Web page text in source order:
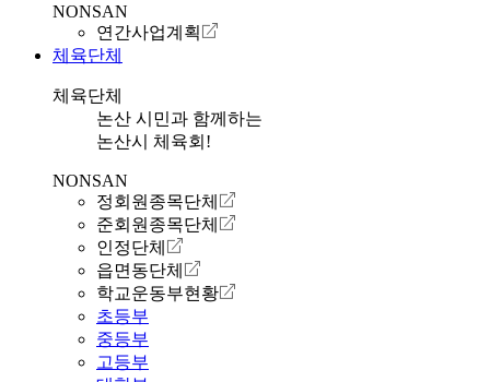
NONSAN
연간사업계획
체육단체
체육단체
논산 시민과 함께하는
논산시 체육회!
NONSAN
정회원종목단체
준회원종목단체
인정단체
읍면동단체
학교운동부현황
초등부
중등부
고등부